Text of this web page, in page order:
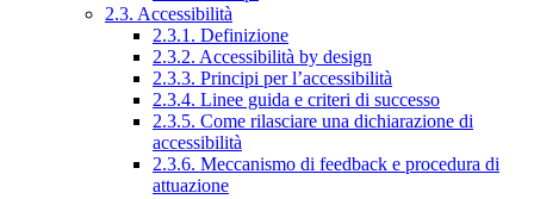
2.3. Accessibilità
2.3.1. Definizione
2.3.2. Accessibilità by design
2.3.3. Principi per l’accessibilità
2.3.4. Linee guida e criteri di successo
2.3.5. Come rilasciare una dichiarazione di
accessibilità
2.3.6. Meccanismo di feedback e procedura di
attuazione